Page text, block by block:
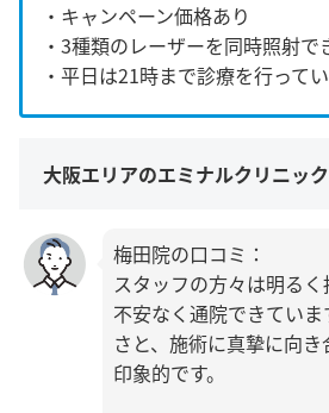
・キャンペーン価格あり
・3種類のレーザーを同時照射で
・平日は21時まで診療を行って
大阪エリアのエミナルクリニッ
梅田院の口コミ：
スタッフの方々は明る
不安なく通院できてい
さと、施術に真摯に向
印象的です。